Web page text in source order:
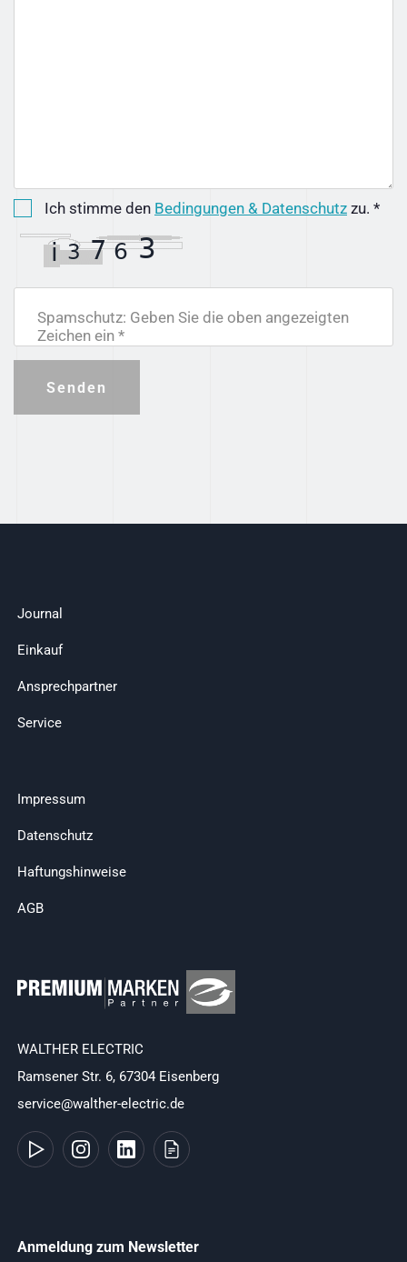
Ich stimme den Bedingungen & Datenschutz zu. *
Spamschutz: Geben Sie die oben angezeigten
Zeichen ein *
Senden
Journal
Einkauf
Ansprechpartner
Service
Impressum
Datenschutz
Haftungshinweise
AGB
WALTHER ELECTRIC
Ramsener Str. 6, 67304 Eisenberg
service@walther-electric.de
Anmeldung zum Newsletter